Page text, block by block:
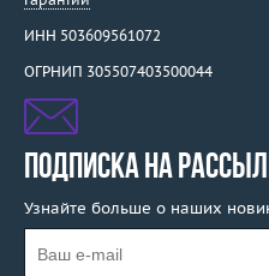
ИНН 503609561072
ОГРНИП 305507403500044
ПОДПИСКА НА
Узнайте больше о наших